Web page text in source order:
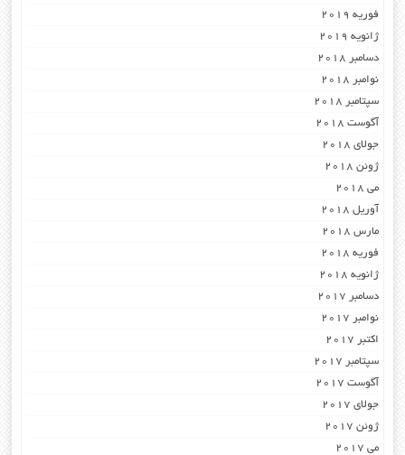
فوریه 2019
ژانویه 2019
دسامبر 2018
نوامبر 2018
سپتامبر 2018
آگوست 2018
جولای 2018
ژوئن 2018
می 2018
آوریل 2018
مارس 2018
فوریه 2018
ژانویه 2018
دسامبر 2017
نوامبر 2017
اکتبر 2017
سپتامبر 2017
آگوست 2017
جولای 2017
ژوئن 2017
می 2017